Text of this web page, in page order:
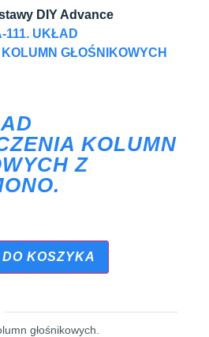
DIY Advance
111. UKŁAD
GŁOŚNIKOWYCH
KOLUMN
Z
KOSZYKA
głośnikowych.